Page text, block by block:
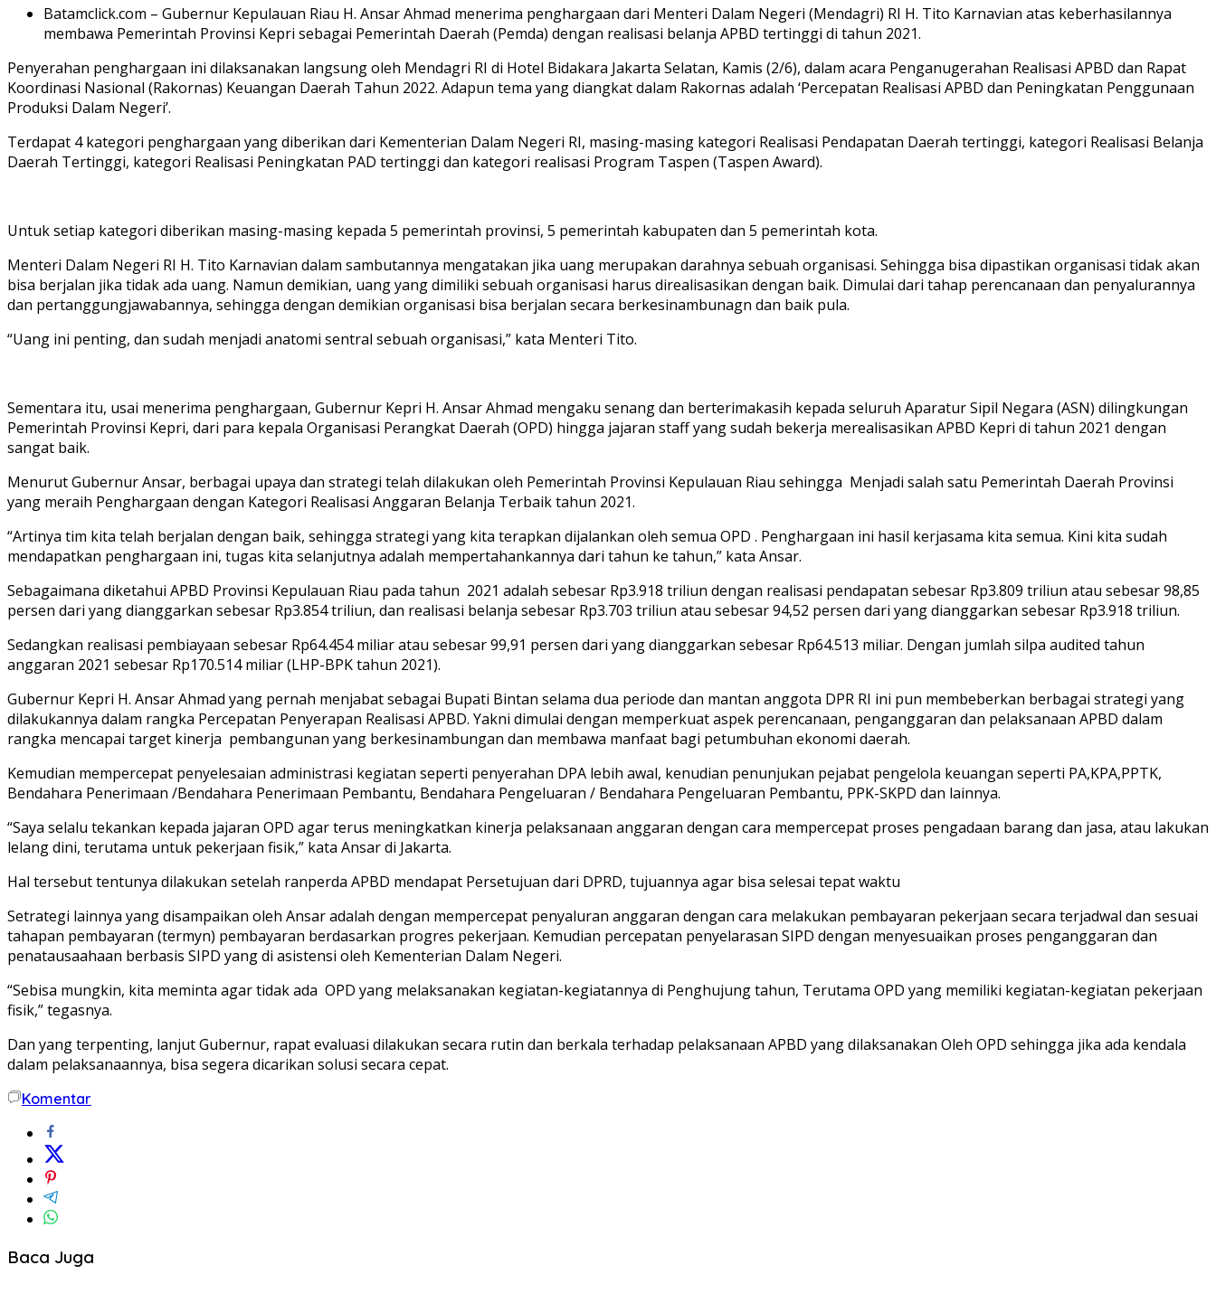
Batamclick.com – Gubernur Kepulauan Riau H. Ansar Ahmad menerima penghargaan dari Menteri Dalam Negeri (Mendagri) RI H. Tito Karnavian atas keberhasilannya
membawa Pemerintah Provinsi Kepri sebagai Pemerintah Daerah (Pemda) dengan realisasi belanja APBD tertinggi di tahun 2021.
Penyerahan penghargaan ini dilaksanakan langsung oleh Mendagri RI di Hotel Bidakara Jakarta Selatan, Kamis (2/6), dalam acara Penganugerahan Realisasi APBD dan Rapat
Koordinasi Nasional (Rakornas) Keuangan Daerah Tahun 2022. Adapun tema yang diangkat dalam Rakornas adalah ‘Percepatan Realisasi APBD dan Peningkatan Penggunaan
Produksi Dalam Negeri’.
Terdapat 4 kategori penghargaan yang diberikan dari Kementerian Dalam Negeri RI, masing-masing kategori Realisasi Pendapatan Daerah tertinggi, kategori Realisasi Belanja
Daerah Tertinggi, kategori Realisasi Peningkatan PAD tertinggi dan kategori realisasi Program Taspen (Taspen Award).
Untuk setiap kategori diberikan masing-masing kepada 5 pemerintah provinsi, 5 pemerintah kabupaten dan 5 pemerintah kota.
Menteri Dalam Negeri RI H. Tito Karnavian dalam sambutannya mengatakan jika uang merupakan darahnya sebuah organisasi. Sehingga bisa dipastikan organisasi tidak akan
bisa berjalan jika tidak ada uang. Namun demikian, uang yang dimiliki sebuah organisasi harus direalisasikan dengan baik. Dimulai dari tahap perencanaan dan penyalurannya
dan pertanggungjawabannya, sehingga dengan demikian organisasi bisa berjalan secara berkesinambunagn dan baik pula.
“Uang ini penting, dan sudah menjadi anatomi sentral sebuah organisasi,” kata Menteri Tito.
Sementara itu, usai menerima penghargaan, Gubernur Kepri H. Ansar Ahmad mengaku senang dan berterimakasih kepada seluruh Aparatur Sipil Negara (ASN) dilingkungan
Pemerintah Provinsi Kepri, dari para kepala Organisasi Perangkat Daerah (OPD) hingga jajaran staff yang sudah bekerja merealisasikan APBD Kepri di tahun 2021 dengan
sangat baik.
Menurut Gubernur Ansar, berbagai upaya dan strategi telah dilakukan oleh Pemerintah Provinsi Kepulauan Riau sehingga Menjadi salah satu Pemerintah Daerah Provinsi
yang meraih Penghargaan dengan Kategori Realisasi Anggaran Belanja Terbaik tahun 2021.
“Artinya tim kita telah berjalan dengan baik, sehingga strategi yang kita terapkan dijalankan oleh semua OPD . Penghargaan ini hasil kerjasama kita semua. Kini kita sudah
mendapatkan penghargaan ini, tugas kita selanjutnya adalah mempertahankannya dari tahun ke tahun,” kata Ansar.
Sebagaimana diketahui APBD Provinsi Kepulauan Riau pada tahun 2021 adalah sebesar Rp3.918 triliun dengan realisasi pendapatan sebesar Rp3.809 triliun atau sebesar 98,85
persen dari yang dianggarkan sebesar Rp3.854 triliun, dan realisasi belanja sebesar Rp3.703 triliun atau sebesar 94,52 persen dari yang dianggarkan sebesar Rp3.918 triliun.
Sedangkan realisasi pembiayaan sebesar Rp64.454 miliar atau sebesar 99,91 persen dari yang dianggarkan sebesar Rp64.513 miliar. Dengan jumlah silpa audited tahun
anggaran 2021 sebesar Rp170.514 miliar (LHP-BPK tahun 2021).
Gubernur Kepri H. Ansar Ahmad yang pernah menjabat sebagai Bupati Bintan selama dua periode dan mantan anggota DPR RI ini pun membeberkan berbagai strategi yang
dilakukannya dalam rangka Percepatan Penyerapan Realisasi APBD. Yakni dimulai dengan memperkuat aspek perencanaan, penganggaran dan pelaksanaan APBD dalam
rangka mencapai target kinerja pembangunan yang berkesinambungan dan membawa manfaat bagi petumbuhan ekonomi daerah.
Kemudian mempercepat penyelesaian administrasi kegiatan seperti penyerahan DPA lebih awal, kenudian penunjukan pejabat pengelola keuangan seperti PA,KPA,PPTK,
Bendahara Penerimaan /Bendahara Penerimaan Pembantu, Bendahara Pengeluaran / Bendahara Pengeluaran Pembantu, PPK-SKPD dan lainnya.
“Saya selalu tekankan kepada jajaran OPD agar terus meningkatkan kinerja pelaksanaan anggaran dengan cara mempercepat proses pengadaan barang dan jasa, atau lakukan
lelang dini, terutama untuk pekerjaan fisik,” kata Ansar di Jakarta.
Hal tersebut tentunya dilakukan setelah ranperda APBD mendapat Persetujuan dari DPRD, tujuannya agar bisa selesai tepat waktu
Setrategi lainnya yang disampaikan oleh Ansar adalah dengan mempercepat penyaluran anggaran dengan cara melakukan pembayaran pekerjaan secara terjadwal dan sesuai
tahapan pembayaran (termyn) pembayaran berdasarkan progres pekerjaan. Kemudian percepatan penyelarasan SIPD dengan menyesuaikan proses penganggaran dan
penatausaahaan berbasis SIPD yang di asistensi oleh Kementerian Dalam Negeri.
“Sebisa mungkin, kita meminta agar tidak ada OPD yang melaksanakan kegiatan-kegiatannya di Penghujung tahun, Terutama OPD yang memiliki kegiatan-kegiatan pekerjaan
fisik,” tegasnya.
Dan yang terpenting, lanjut Gubernur, rapat evaluasi dilakukan secara rutin dan berkala terhadap pelaksanaan APBD yang dilaksanakan Oleh OPD sehingga jika ada kendala
dalam pelaksanaannya, bisa segera dicarikan solusi secara cepat.
Komentar
Baca Juga